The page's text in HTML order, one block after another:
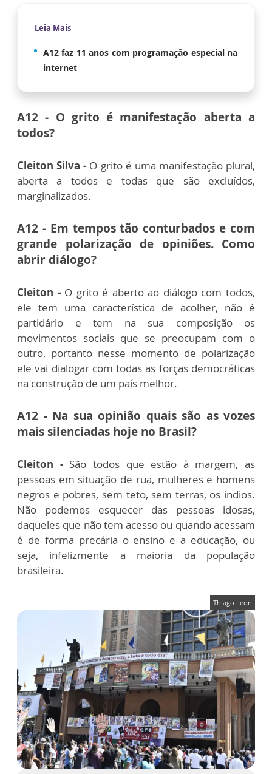
Leia Mais
A12 faz 11 anos com programação especial na
internet
A12 - O grito é manifestação aberta a
todos?
Cleiton Silva - O grito é uma manifestação plural,
aberta a todos e todas que são excluídos,
marginalizados.
A12 - Em tempos tão conturbados e com
grande polarização de opiniões. Como
abrir diálogo?
Cleiton -O grito é aberto ao diálogo com todos,
ele tem uma característica de acolher, não é
partidário e tem na sua composição os
movimentos sociais que se preocupam com o
outro, portanto nesse momento de polarização
ele vai dialogar com todas as forças democráticas
na construção de um país melhor.
A12 - Na sua opinião quais são as vozes
mais silenciadas hoje no Brasil?
Cleiton -São todos que estão à margem, as
pessoas em situação de rua, mulheres e homens
negros e pobres, sem teto, sem terras, os índios.
Não podemos esquecer das pessoas idosas,
daqueles que não tem acesso ou quando acessam
é de forma precária o ensino e a educação, ou
seja, infelizmente a maioria da população
brasileira.
Thiago Leon